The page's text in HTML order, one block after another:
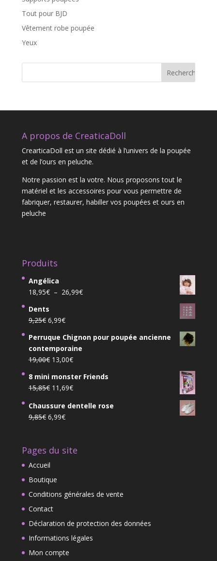
Tout pour BJD
Vêtement robe poupée
Yeux
A propos de CreaticaDoll
CrearticaDoll est un site dédié à l’univers de la poupée
et de l’ours en peluche.
Notre passion est la votre. Nous proposons tout le
matériel et les accessoires pour vous permettre de
fabriquer, restaurer, habiller vos poupées et ours en
peluche
Produits
Angélica
18,95€ – 26,99€Plage
à
Dents
9,25€ Le
initial
était :
9,25€.
6,99€Le
actuel
est :
6,99€.
Perruque Chignon pour poupée ancienne
contemporaine
19,00€ Le
initial
était :
19,00€.
13,00€Le
actuel
est :
13,00€.
8 mini monster Friends
15,85€ Le
initial
était :
11,69€Le
actuel
Chaussure dentelle rose
9,85€ Le
était :
9,85€.
6,99€Le
est :
Pages du site
Accueil
Boutique
Conditions générales de vente
Contact
Déclaration de protection des données
Informations légales
Mon compte